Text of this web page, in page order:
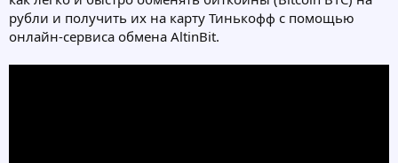
рубли и получить их на карту Тинькофф с помощью
онлайн-сервиса обмена AltinBit.